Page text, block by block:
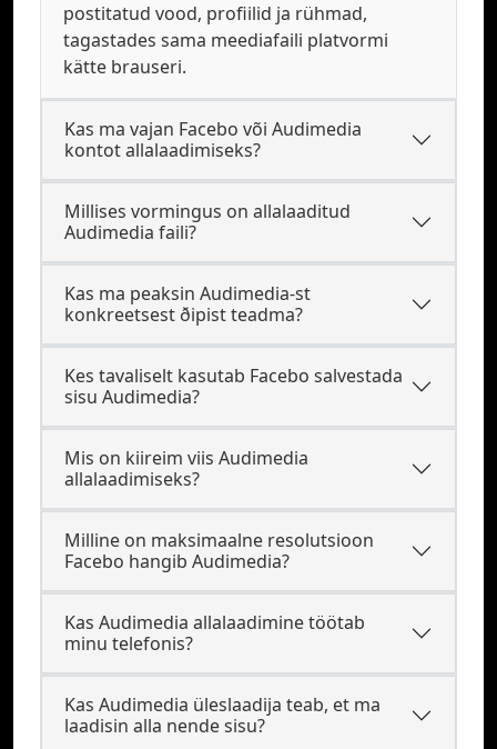
postitatud vood, profiilid ja rühmad,
tagastades sama meediafaili platvormi
kätte brauseri.
Kas ma vajan Facebo või Audimedia
kontot allalaadimiseks?
Millises vormingus on allalaaditud
Audimedia faili?
Kas ma peaksin Audimedia-st
konkreetsest ðipist teadma?
Kes tavaliselt kasutab Facebo salvestada
sisu Audimedia?
Mis on kiireim viis Audimedia
allalaadimiseks?
Milline on maksimaalne resolutsioon
Facebo hangib Audimedia?
Kas Audimedia allalaadimine töötab
minu telefonis?
Kas Audimedia üleslaadija teab, et ma
laadisin alla nende sisu?